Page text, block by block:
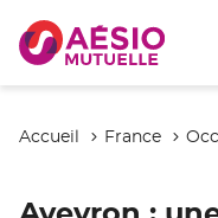
Accueil France